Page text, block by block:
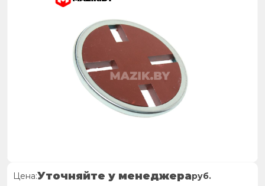
Цена:Уточняйте у менеджераруб.